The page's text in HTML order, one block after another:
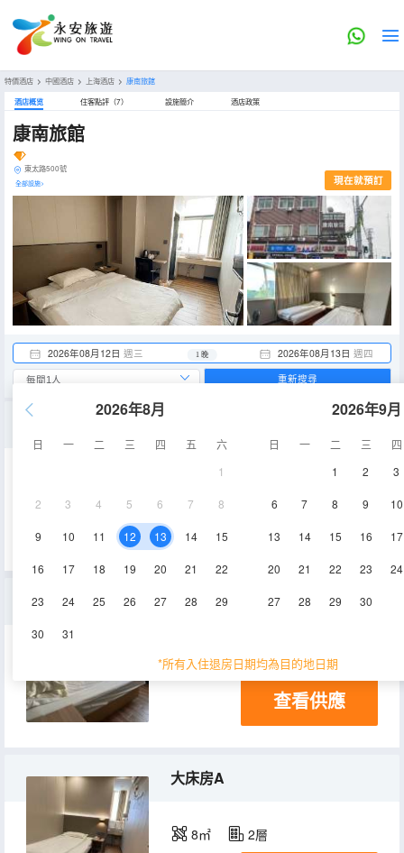
特價酒店 > 中國酒店 > 上海酒店 > 康南旅館
酒店概览 住客點評（7） 設施簡介 酒店政策
康南旅館
東太路500號
全部設施> 現在就預訂
2026年08月12日 週三 2026年08月13日 週四
1 晚
2026年8月
日 一 二 三 四 五
六
1
2 3 4 5 6 7 8
9 10 11 12 13 14 15
16 17 18 19 20 21 22
23 24 25 26 27 28 29
30 31
2026年9月
日 一 二 三
四
1
2 3
6 7 8 9 10
13 14 15 16 17
20 21 22 23 24
27 28 29 30
*所有入住退房日期均為目的地日期
重新搜尋
大床房
10㎡ 2層
查看供應
大床房A
8㎡ 2層